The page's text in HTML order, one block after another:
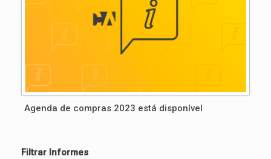
Agenda de compras 2023 está disponível
Filtrar Informes